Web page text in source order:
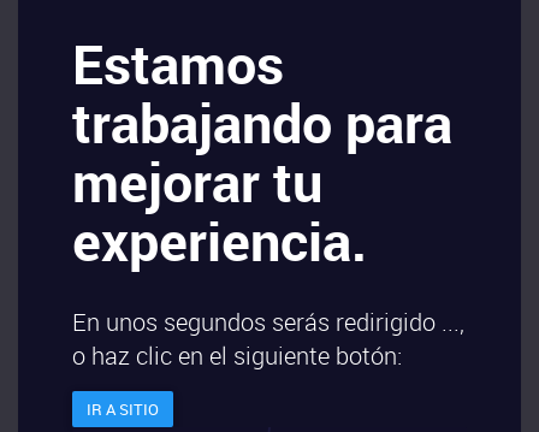
Estamos
trabajando para
mejorar tu
experiencia.
En unos segundos serás redirigido ...,
o haz clic en el siguiente botón:
IR A SITIO